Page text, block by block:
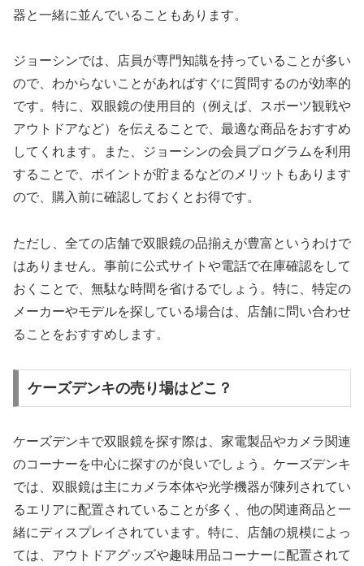
器と一緒に並んでいることもあります。
ジョーシンでは、店員が専門知識を持っていることが多い
ので、わからないことがあればすぐに質問するのが効率的
です。特に、双眼鏡の使用目的（例えば、スポーツ観戦や
アウトドアなど）を伝えることで、最適な商品をおすすめ
してくれます。また、ジョーシンの会員プログラムを利用
することで、ポイントが貯まるなどのメリットもあります
ので、購入前に確認しておくとお得です。
ただし、全ての店舗で双眼鏡の品揃えが豊富というわけで
はありません。事前に公式サイトや電話で在庫確認をして
おくことで、無駄な時間を省けるでしょう。特に、特定の
メーカーやモデルを探している場合は、店舗に問い合わせ
ることをおすすめします。
ケーズデンキの売り場はどこ？
ケーズデンキで双眼鏡を探す際は、家電製品やカメラ関連
のコーナーを中心に探すのが良いでしょう。ケーズデンキ
では、双眼鏡は主にカメラ本体や光学機器が陳列されてい
るエリアに配置されていることが多く、他の関連商品と一
緒にディスプレイされています。特に、店舗の規模によっ
ては、アウトドアグッズや趣味用品コーナーに配置されて